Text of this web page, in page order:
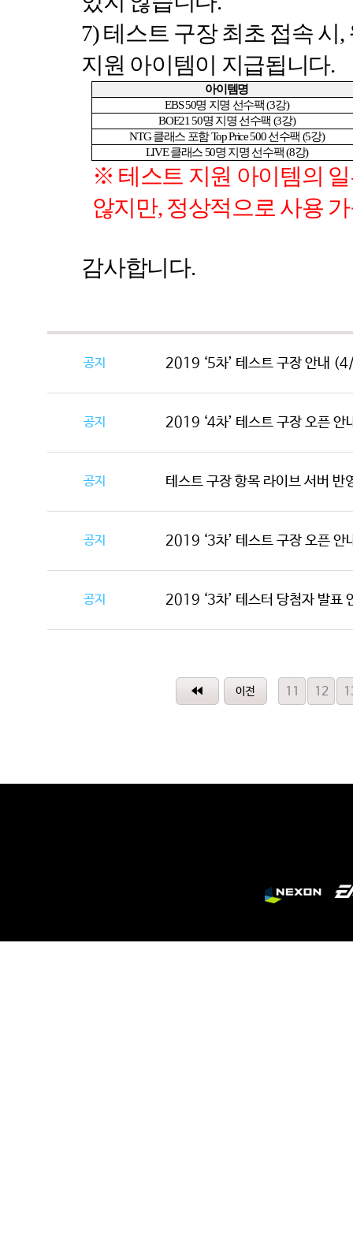
7)테스트 구장 최초 접속 시,
지원 아이템이 지급됩니다.
아이템명
EBS 50명 지명 선수팩(3강)
BOE21 50명 지명 선수팩 (3강)
NTG클래스 포함Top Price 500선수팩 (5강)
LIVE클래스50명 지명 선수팩(8강)
※ 테스트 지원 아이템의
않지만, 정상적으로 사용
감사합니다.
공지 2019 ‘5차’ 테스트 구장 안내
공지 2019 ‘4차’ 테스트 구장 오픈
공지 테스트 구장 항목 라이브 서버 반
공지 2019 ‘3차’ 테스트 구장 오픈
공지 2019 ‘3차’ 테스터 당첨자 발표
11 12